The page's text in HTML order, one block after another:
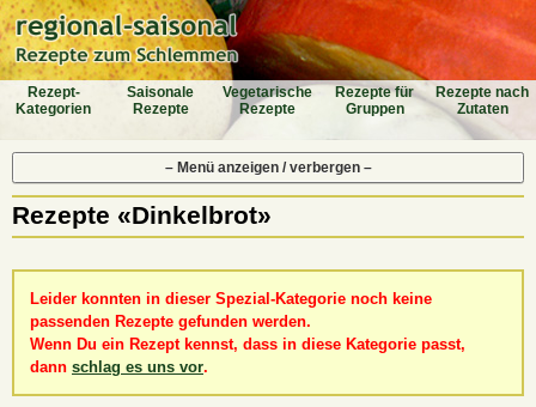
Rezept-
Katego­rien
Saiso­nale
Rezepte
Vegeta­rische
Rezepte
Rezepte für
Gruppen
Rezepte nach
Zutaten
– Menü anzeigen / verbergen –
Rezepte «Dinkelbrot»
Leider konnten in dieser Spezial-Kategorie noch keine
passenden Rezepte gefunden werden.
Wenn Du ein Rezept kennst, dass in diese Kategorie passt,
dann schlag es uns vor.